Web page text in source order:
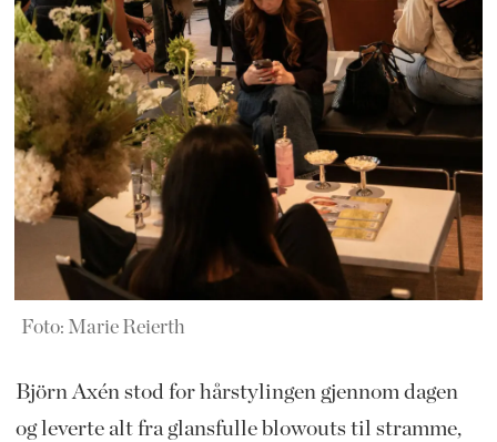
Foto: Marie Reierth
Björn Axén stod for hårstylingen gjennom dagen
og leverte alt fra glansfulle blowouts til stramme,